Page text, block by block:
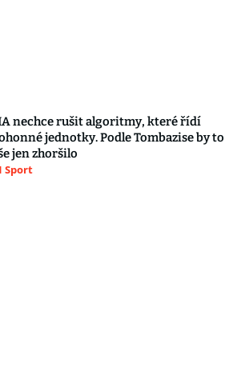
nechce rušit algoritmy, které řídí
jednotky. Podle Tombazise by to
jen zhoršilo
Sport